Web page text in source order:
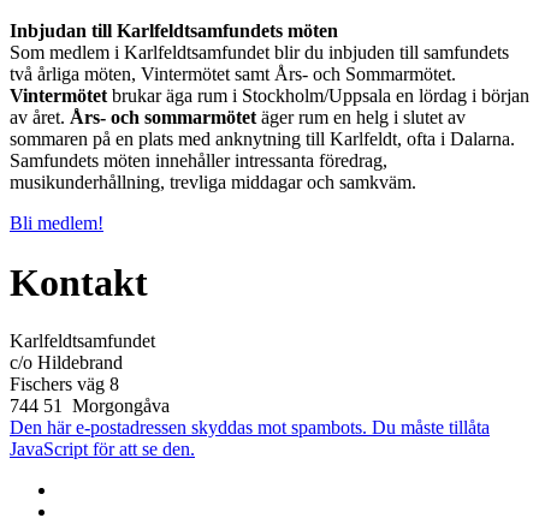
Inbjudan till Karlfeldtsamfundets möten
Som medlem i Karlfeldtsamfundet blir du inbjuden till samfundets
två årliga möten, Vintermötet samt Års- och Sommarmötet.
Vintermötetbrukar äga rum i Stockholm/Uppsala en lördag i början
av året. Års- och sommarmötetäger rum en helg i slutet av
sommaren på en plats med anknytning till Karlfeldt, ofta i Dalarna.
Samfundets möten innehåller intressanta föredrag,
musikunderhållning, trevliga middagar och samkväm.
Bli medlem!
Kontakt
Karlfeldtsamfundet
c/o Hildebrand
Fischers väg 8
744 51 Morgongåva
Den här e-postadressen skyddas mot spambots. Du måste tillåta
JavaScript för att se den.